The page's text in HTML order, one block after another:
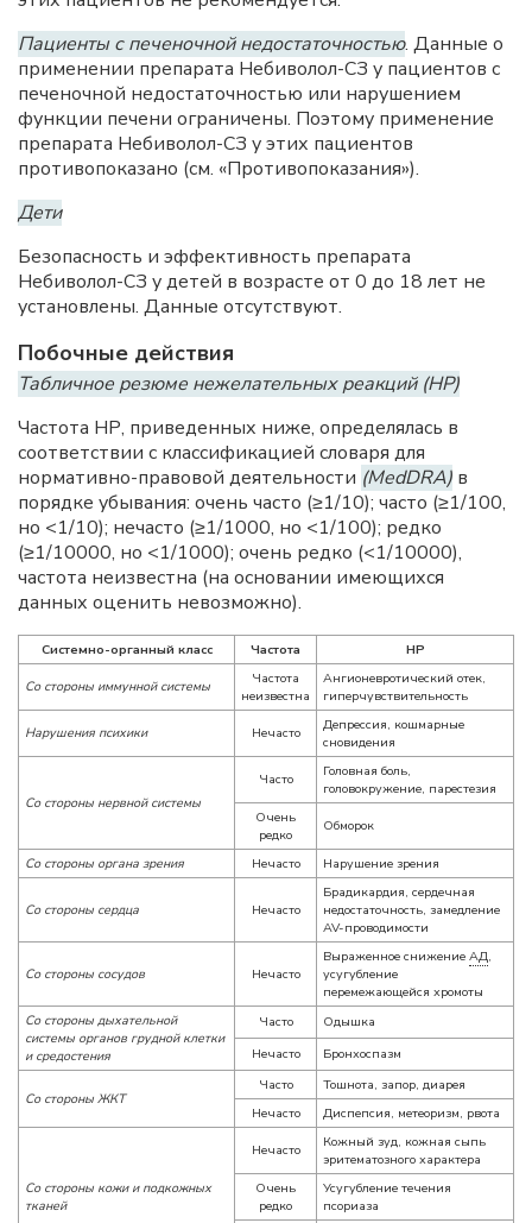
Пациенты с печеночной недостаточностью. Данные о
применении препарата Небиволол-СЗ у пациентов с
печеночной недостаточностью или нарушением
функции печени ограничены. Поэтому применение
препарата Небиволол-СЗ у этих пациентов
противопоказано (см. «Противопоказания»).
Дети
Безопасность и эффективность препарата
Небиволол-СЗ у детей в возрасте от 0 до 18 лет не
установлены. Данные отсутствуют.
Побочные действия
Табличное резюме нежелательных реакций (НР)
Частота НР, приведенных ниже, определялась в
соответствии с классификацией словаря для
нормативно-правовой деятельности (MedDRA) в
порядке убывания: очень часто (≥1/10); часто (≥1/100,
но <1/10); нечасто (≥1/1000, но <1/100); редко
(≥1/10000, но <1/1000); очень редко (<1/10000),
частота неизвестна (на основании имеющихся
данных оценить невозможно).
Системно-органный класс Частота НР
Со стороны иммунной системы
Частота
неизвестна
Ангионевротический отек,
гиперчувствительность
Нарушения психики Нечасто
Депрессия, кошмарные
сновидения
Со стороны нервной системы
Часто
Головная боль,
головокружение, парестезия
Очень
редко
Обморок
Со стороны органа зрения Нечасто Нарушение зрения
Со стороны сердца Нечасто
Брадикардия, сердечная
недостаточность, замедление
AV-проводимости
Со стороны сосудов Нечасто
Выраженное снижение АД,
усугубление
перемежающейся хромоты
Со стороны дыхательной
системы органов грудной клетки
и средостения
Часто
Одышка
Нечасто
Бронхоспазм
Со стороны ЖКТ
Часто
Тошнота, запор, диарея
Нечасто
Диспепсия, метеоризм, рвота
Со стороны кожи и подкожных
тканей
Нечасто
Кожный зуд, кожная сыпь
эритематозного характера
Очень
редко
Усугубление течения
псориаза